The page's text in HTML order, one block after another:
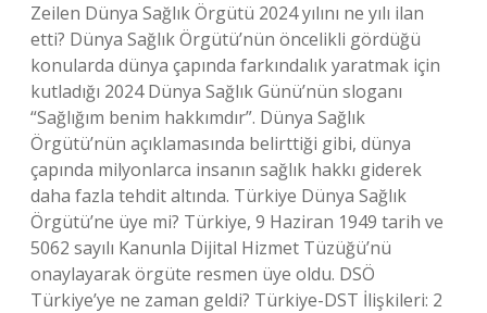
Zeilen Dünya Sağlık Örgütü 2024 yılını ne yılı ilan
etti? Dünya Sağlık Örgütü’nün öncelikli gördüğü
konularda dünya çapında farkındalık yaratmak için
kutladığı 2024 Dünya Sağlık Günü’nün sloganı
“Sağlığım benim hakkımdır”. Dünya Sağlık
Örgütü’nün açıklamasında belirttiği gibi, dünya
çapında milyonlarca insanın sağlık hakkı giderek
daha fazla tehdit altında. Türkiye Dünya Sağlık
Örgütü’ne üye mi? Türkiye, 9 Haziran 1949 tarih ve
5062 sayılı Kanunla Dijital Hizmet Tüzüğü’nü
onaylayarak örgüte resmen üye oldu. DSÖ
Türkiye’ye ne zaman geldi? Türkiye-DST İlişkileri: 2